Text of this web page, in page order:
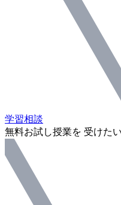
学習相談
無料お試し授業を 受けたい